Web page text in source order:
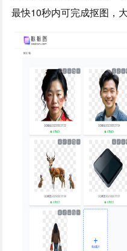
最快10秒内可完成抠图，